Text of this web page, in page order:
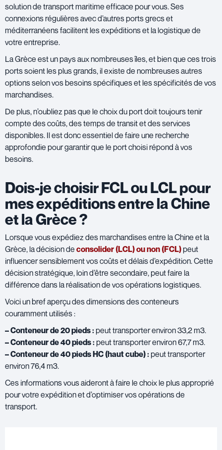
solution de transport maritime efficace pour vous. Ses
connexions régulières avec d’autres ports grecs et
méditerranéens facilitent les expéditions et la logistique de
votre entreprise.
La Grèce est un pays aux nombreuses îles, et bien que ces trois
ports soient les plus grands, il existe de nombreuses autres
options selon vos besoins spécifiques et les spécificités de vos
marchandises.
De plus, n’oubliez pas que le choix du port doit toujours tenir
compte des coûts, des temps de transit et des services
disponibles. Il est donc essentiel de faire une recherche
approfondie pour garantir que le port choisi répond à vos
besoins.
Dois-je choisir FCL ou LCL pour
mes expéditions entre la Chine
et la Grèce ?
Lorsque vous expédiez des marchandises entre la Chine et la
Grèce, la décision de consolider (LCL) ou non (FCL)peut
influencer sensiblement vos coûts et délais d’expédition. Cette
décision stratégique, loin d’être secondaire, peut faire la
différence dans la réalisation de vos opérations logistiques.
Voici un bref aperçu des dimensions des conteneurs
couramment utilisés :
– Conteneur de 20 pieds :peut transporter environ 33,2 m3.
– Conteneur de 40 pieds :peut transporter environ 67,7 m3.
– Conteneur de 40 pieds HC (haut cube) :peut transporter
environ 76,4 m3.
Ces informations vous aideront à faire le choix le plus approprié
pour votre expédition et d’optimiser vos opérations de
transport.